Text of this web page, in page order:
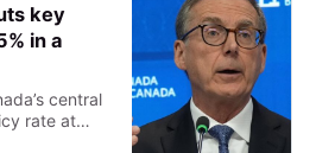
key
in a
central
rate at